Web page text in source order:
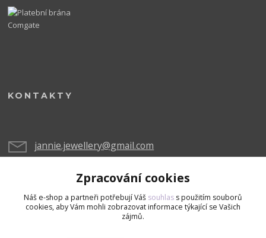
KONTAKTY
jannie.jewellery@gmail.com
Zpracování cookies
Náš e-shop a partneři potřebují Váš souhlas s použitím souborů
cookies, aby Vám mohli zobrazovat informace týkající se Vašich
zájmů.